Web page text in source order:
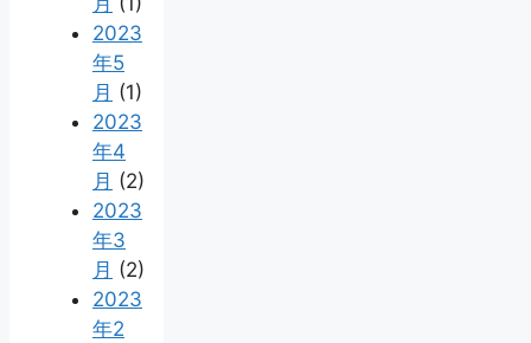
2023
年5
月 (1)
2023
年4
月 (2)
2023
年3
月 (2)
2023
年2